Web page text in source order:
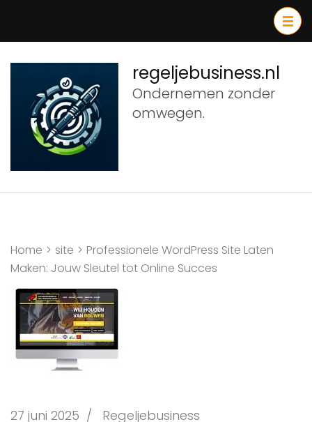
inhoud
(druk
Enter)
regeljebusiness.nl
Ondernemen zonder
omwegen.
Home > site > Professionele WordPress Site Laten
Maken: Jouw Sleutel tot Online Succes
27 juni 2025 / Regeljebusiness